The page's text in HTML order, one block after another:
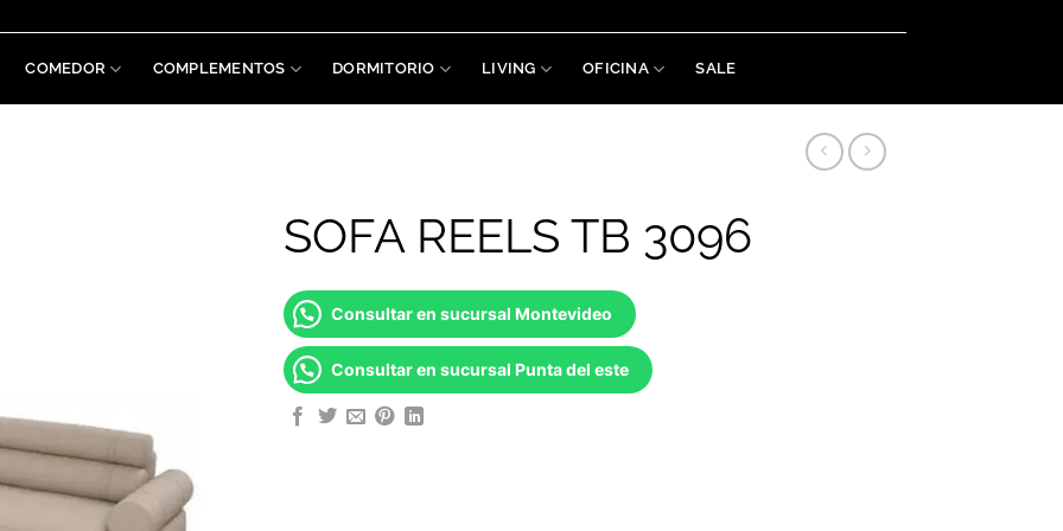
COMEDOR COMPLEMENTOS DORMITORIO LIVING OFICINA SALE
SOFA REELS TB 3096
Consultar en sucursal Montevideo
Consultar en sucursal Punta del este